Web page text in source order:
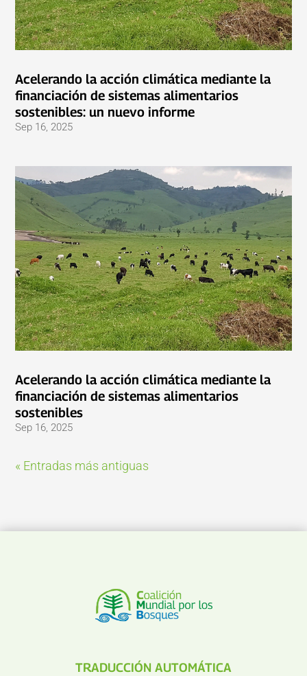
Acelerando la acción climática mediante la
financiación de sistemas alimentarios
sostenibles: un nuevo informe
Sep 16, 2025
Acelerando la acción climática mediante la
financiación de sistemas alimentarios
sostenibles
Sep 16, 2025
« Entradas más antiguas
TRADUCCIÓN AUTOMÁTICA